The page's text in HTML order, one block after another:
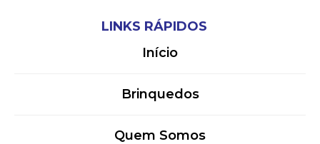
LINKS RÁPIDOS
Início
Brinquedos
Quem Somos